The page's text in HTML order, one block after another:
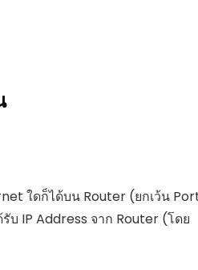
ใดก็ได้บน Router (ยกเว้น
บ IP Address จาก Router (โดย